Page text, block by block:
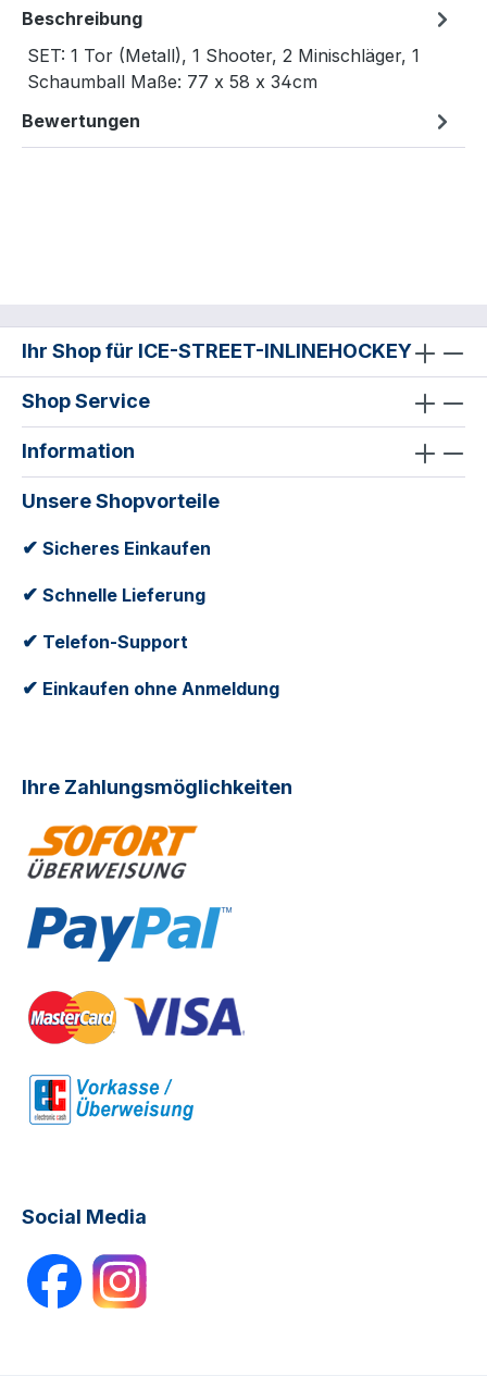
Beschreibung
SET: 1 Tor (Metall), 1 Shooter, 2 Minischläger, 1
Schaumball Maße: 77 x 58 x 34cm
Bewertungen
Ihr Shop für ICE-STREET-INLINEHOCKEY
Shop Service
Information
Unsere Shopvorteile
✔ Sicheres Einkaufen
✔ Schnelle Lieferung
✔ Telefon-Support
✔ Einkaufen ohne Anmeldung
Ihre Zahlungsmöglichkeiten
Social Media